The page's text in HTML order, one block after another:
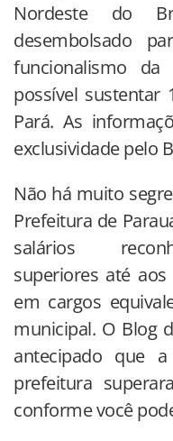
Nordeste do
desembolsado
funcionalismo
possível sustentar
Pará. As
exclusividade pelo
Não há muito
Prefeitura de
salários
superiores até
em cargos
municipal. O Blog
antecipado que
prefeitura
conforme você